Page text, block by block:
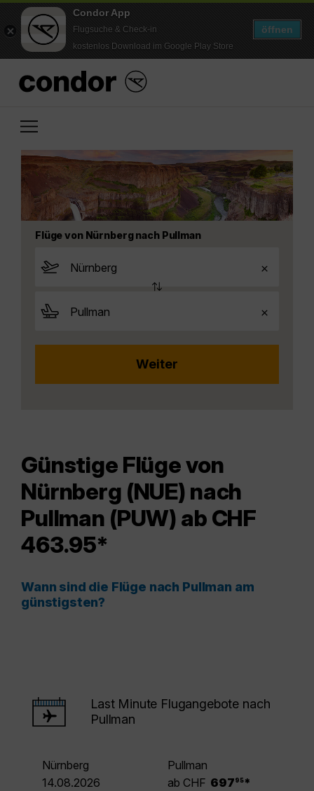
Condor App
Flugsuche & Check-in
kostenlos Download im Google Play Store
öffnen
Flüge von Nürnberg nach Pullman
Günstige Flüge von
Nürnberg (NUE) nach
Pullman (PUW) ab CHF
463.95*
Wann sind die Flüge nach Pullman am
günstigsten?
Last Minute Flugangebote nach
Pullman
Nürnberg
Pullman
14.08.2026
ab CHF 697 95 *